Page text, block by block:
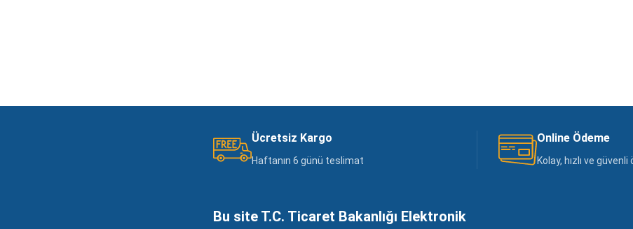
Ücretsiz Kargo
Haftanın 6 günü teslimat
Bu site T.C. Ticaret Bakanlığı Elektronik
Online Ödeme
Kolay, hızlı ve